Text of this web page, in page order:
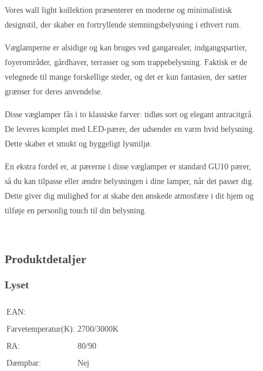
Vores wall light kollektion præsenterer en moderne og minimalistisk
designstil, der skaber en fortryllende stemningsbelysning i ethvert rum.
Væglamperne er alsidige og kan bruges ved gangarealer, indgangspartier,
foyerområder, gårdhaver, terrasser og som trappebelysning. Faktisk er de
velegnede til mange forskellige steder, og det er kun fantasien, der sætter
grænser for deres anvendelse.
Disse væglamper fås i to klassiske farver: tidløs sort og elegant antracitgrå.
De leveres komplet med LED-pærer, der udsender en varm hvid belysning.
Dette skaber et smukt og hyggeligt lysmiljø.
En ekstra fordel er, at pærerne i disse væglamper er standard GU10 pærer,
så du kan tilpasse eller ændre belysningen i dine lamper, når det passer dig.
Dette giver dig mulighed for at skabe den ønskede atmosfære i dit hjem og
tilføje en personlig touch til din belysning.
Produktdetaljer
Lyset
EAN:
Farvetemperatur(K): 2700/3000K
RA:
80/90
Dæmpbar:
Nej